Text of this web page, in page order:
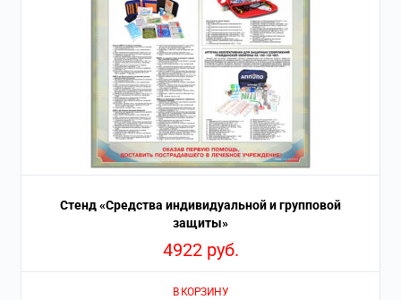
Стенд «Средства индивидуальной и групповой
защиты»
4922 руб.
В КОРЗИНУ